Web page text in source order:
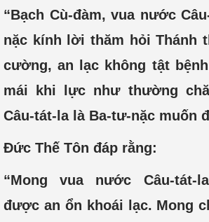
“Bạch Cù-đàm, vua nước
nặc kính lời thăm hỏi Thánh
cường, an lạc không tật
mái khi lực như thường
Câu-tát-la là Ba-tư-nặc muốn
Đức Thế Tôn đáp rằng:
“Mong vua nước Câu-tát-
được an ổn khoái lạc. Mong